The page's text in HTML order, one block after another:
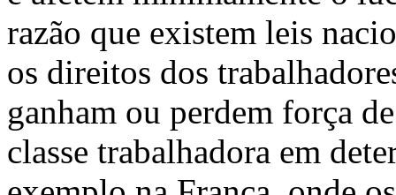
razão que existem leis
os direitos dos
ganham ou perdem força
classe trabalhadora em